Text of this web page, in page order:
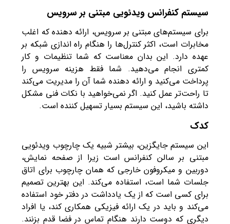
سیستم کنفرانس ویدئویی مبتنی بر سرویس
برای سیستم‌های مبتنی بر سرویس، ارائه دهنده که اغلب
مخابرات است، اکثر کنترل‌ها را هنگام راه اندازی شبکه بر
عهده دارد. این بدان معناست که شما تنظیمات و کار
کمتری انجام می‌دهید. شما فقط هزینه سرویس را
پرداخت می‌کنید و ارائه دهنده شما آن را مدیریت می‌کند
تا راحت‌تر عمل کنید. اگر نمی‌خواهید با نکات فنی مشکل
داشته باشید، این سیستم بسیار تسهیل کننده است.
کدک
این سیستم جایگزین، بیشتر شبیه یک چارچوب ویدئویی
مبتنی بر سالن کنفرانس است زیرا از صفحه نمایش،
دوربین و میکروفون خارجی که همان چارچوب برای اتاق
جلسات شما است، استفاده می‌کند. این بهترین تصمیم
برای کسی است که از یک یادداشت در دفتر خود استفاده
می‌کند و باید در یک ارائه فیزیکی همکاری کند، یا افراد
دیگری که دوست دارند هنگام تماس در فضا قدم بزنند.